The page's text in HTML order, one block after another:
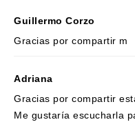
Guillermo Corzo
Gracias por compartir m
Adriana
Gracias por compartir
Me gustaría escucharla